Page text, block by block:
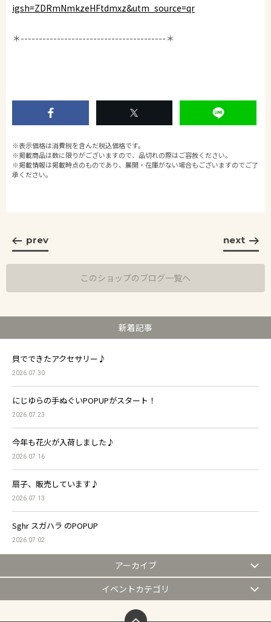
igsh=ZDRmNmkzeHFtdmxz&utm_source=qr
＊----------------------------------------＊
※表示価格は消費税を含んだ税込価格です。
※掲載商品は数に限りがございますので、品切れの際はご容赦ください。
※掲載情報は掲載時点のものであり、展開・在庫がない場合もございますのでご了
承ください。
prev next
このショップのブログ一覧へ
新着記事
貝でできたアクセサリー♪
2026.07.30
にじゆらの手ぬぐいPOPUPがスタート！
2026.07.23
今年も花火が入荷しました♪
2026.07.16
扇子、販売しています♪
2026.07.13
Sghr スガハラ のPOPUP
2026.07.02
アーカイブ
イベントカテゴリ